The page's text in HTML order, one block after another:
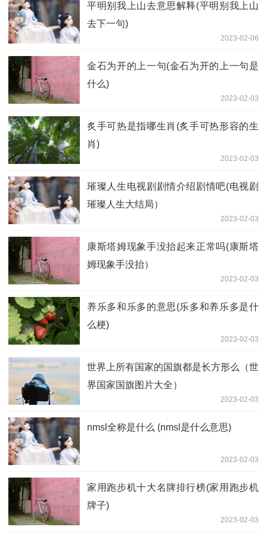
平明别我上山去意思解释(平明别我上山
去下一句)
2023-02-06
金石为开的上一句(金石为开的上一句是
什么)
2023-02-03
炙手可热是指哪生肖(炙手可热形容的生
肖)
2023-02-03
璀璨人生电视剧剧情介绍剧情吧(电视剧
璀璨人生大结局）
2023-02-03
康斯塔姆现象手没抬起来正常吗(康斯塔
姆现象手没抬）
2023-02-03
养乐多和乐多的意思(乐多和养乐多是什
么梗)
2023-02-03
世界上所有国家的国旗都是长方形么（世
界国家国旗图片大全）
2023-02-03
nmsl全称是什么 (nmsl是什么意思)
2023-02-03
家用跑步机十大名牌排行榜(家用跑步机
牌子)
2023-02-03